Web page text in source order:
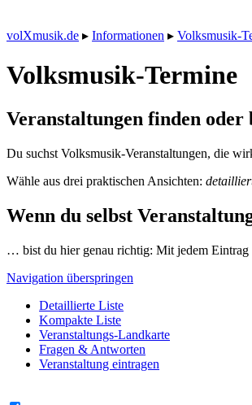
volXmusik.de ▸ Informationen ▸ Volksmusik-
Volksmusik-Termine
Veranstaltungen finden oder
Du suchst Volksmusik-Veranstaltungen, die
Wähle aus drei praktischen Ansichten:
Wenn du selbst
… bist du hier genau richtig: Mit jedem Eintrag
Navigation überspringen
Detaillierte Liste
Kompakte Liste
Veranstaltungs-Landkarte
Fragen & Antworten
Veranstaltung eintragen